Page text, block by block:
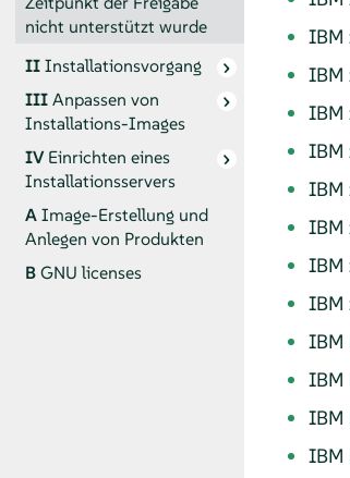
nicht unterstützt wurde
IIInstallationsvorgang
IIIAnpassen von
Installations-Images
IVEinrichten eines
Installationsservers
AImage-Erstellung und
Anlegen von Produkten
BGNU licenses
IBM
IBM
IBM
IBM
IBM
IBM
IBM
IBM
IBM
IBM
IBM
IBM